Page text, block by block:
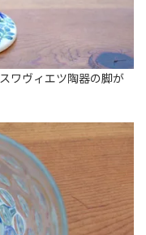
ワヴィエツ陶器の脚が